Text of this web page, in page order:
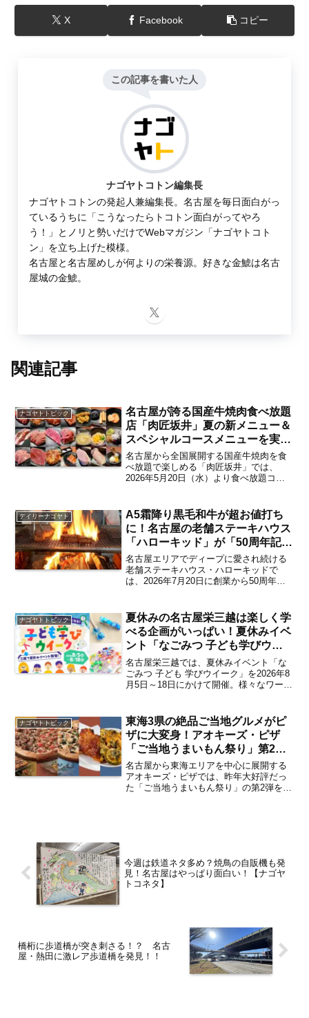
X Facebook コピー
この記事を書いた人
ナゴヤトコトン編集長
ナゴヤトコトンの発起人兼編集長。名古屋を毎日面白がっ
ているうちに「こうなったらトコトン面白がってやろ
う！」とノリと勢いだけでWebマガジン「ナゴヤトコト
ン」を立ち上げた模様。
名古屋と名古屋めしが何よりの栄養源。好きな金鯱は名古
屋城の金鯱。
関連記事
ナゴヤトトピック
名古屋が誇る国産牛焼肉食べ放題
店「肉匠坂井」夏の新メニュー＆
スペシャルコースメニューを実食
レポート 特製八丁味噌だれとカ
ルビの相性は？【レポート／名古
屋発】
名古屋から全国展開する国産牛焼肉を食
べ放題で楽しめる「肉匠坂井」では、
2026年5月20日（水）より食べ放題コー
スとして贅沢なおいしさをトコトン堪能
できる「肉匠坂井ス...
デイリーナゴヤト
A5霜降り黒毛和牛が超お値打ち
に！名古屋の老舗ステーキハウス
「ハローキッド」が「50周年記念
創業祭」を2026年7月18日～20日
の3日間限定で開催【太平通・東
海市】
名古屋エリアでディープに愛され続ける
老舗ステーキハウス・ハローキッドで
は、2026年7月20日に創業から50周年を
月20日（月・祝）の3日間にわたり太平通
店・...
ナゴヤトトピック
夏休みの名古屋栄三越は楽しく学
べる企画がいっぱい！夏休みイベ
ント「なごみつ 子ども学びウィ
ーク」が2026年8月5日～18日に
かけて開催 見どころは？【栄】
名古屋栄三越では、夏休みイベント「な
ごみつ 子ども 学びウイーク」を2026年8
月5日～18日にかけて開催。様々なワーク
行われます。夏休みの自由工作にもピッ
タリ！ ワー...
ナゴヤトトピック
東海3県の絶品ご当地グルメがピ
ザに大変身！アオキーズ・ピザ
「ご当地うまいもん祭り」第2弾
が2026年6月4日よりスタート
気になるメニューは？【名古屋
発】
名古屋から東海エリアを中心に展開する
アオキーズ・ピザでは、昨年大好評だっ
た「ご当地うまいもん祭り」の第2弾を
今週は鉄道ネタ多め？焼鳥の自販機も発
見！名古屋はやっぱり面白い！【ナゴヤ
トコネタ】
橋桁に歩道橋が突き刺さる！？ 名古
屋・熱田に激レア歩道橋を発見！！